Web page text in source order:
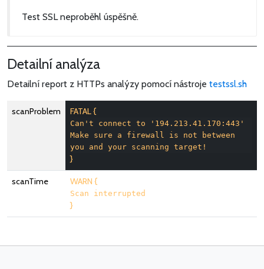
Test SSL neproběhl úspěšně.
Detailní analýza
Detailní report z HTTPs analýzy pomocí nástroje testssl.sh
scanProblem FATAL {
Can't connect to '194.213.41.170:443'
Make sure a firewall is not between
you and your scanning target!
}
scanTime WARN {
Scan interrupted
}